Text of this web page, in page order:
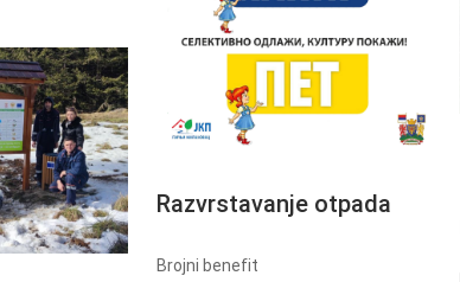
Razvrstavanje otpada
Brojni benefit